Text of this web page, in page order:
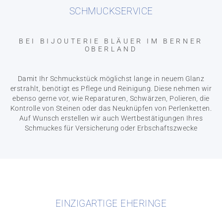
SCHMUCKSERVICE
BEI BIJOUTERIE BLÄUER IM BERNER
OBERLAND
Damit Ihr Schmuckstück möglichst lange in neuem Glanz
erstrahlt, benötigt es Pflege und Reinigung. Diese nehmen wir
ebenso gerne vor, wie Reparaturen, Schwärzen, Polieren, die
Kontrolle von Steinen oder das Neuknüpfen von Perlenketten.
Auf Wunsch erstellen wir auch Wertbestätigungen Ihres
Schmuckes für Versicherung oder Erbschaftszwecke
EINZIGARTIGE EHERINGE